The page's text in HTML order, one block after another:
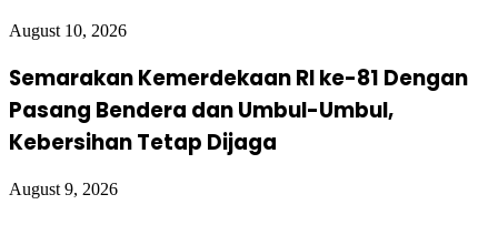
August 10, 2026
Semarakan Kemerdekaan RI ke-81 Dengan
Pasang Bendera dan Umbul-Umbul,
Kebersihan Tetap Dijaga
August 9, 2026